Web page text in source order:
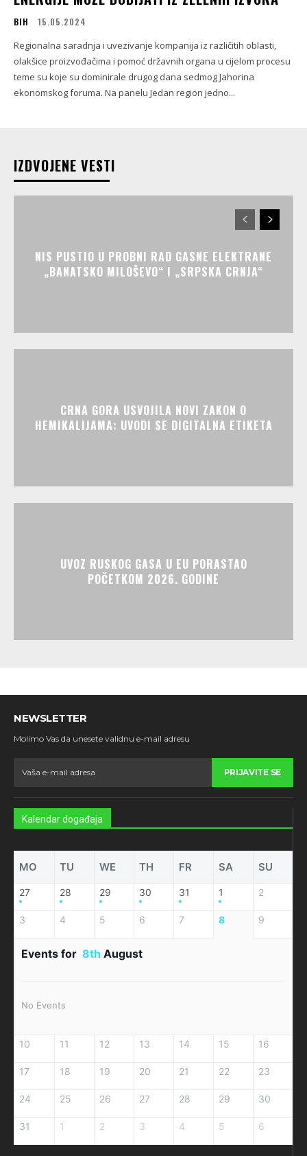
BIH 15.05.2024
Regionalna saradnja i uvezivanje kompanija iz različitih oblasti,
olakšice proizvođačima i pomoć državnih organa u cijelom procesu
teme su koje su dominirale drugog dana sedmog Jahorina
ekonomskog foruma. Na panelu Jedan region jedno...
IZDVOJENE VESTI
NIS PUSTIO U PROBNI RAD GASNE ELEKTRANE
„BANATSKO MILOŠEVO“ I „SRPSKA CRNJA“
CRNA GORA USVOJILA NOVI ZAKON O
HEMIKALIJAMA: UVODI SE DIGITALNA ETIKETA
UVOZ RUSKOG GASA U EU PORASTAO
POČETKOM 2026. GODINE
NEWSLETTER
Molimo Vas da unesete validnu e-mail adresu
PRIJAVITE SE
Kalendar događaja
MO TU WE TH FR SA SU
27 28 29 30 31 1 2
3 4 5 6 7 8 9
Events for 8th August
No Events
10 11 12 13 14 15 16
17 18 19 20 21 22 23
24 25 26 27 28 29 30
31 1 2 3 4 5 6